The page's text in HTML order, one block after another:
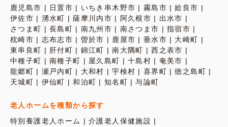
鹿児島市
日置市 いちき串木野市 霧島市
姶良市
伊佐市
湧水町 薩摩川内市 阿久根市
出水市
さつま町
長島町 南九州市 南さつま市
指宿市
枕崎市
志布志市 曽於市 鹿屋市 垂水市
大崎町
東串良町
肝付町 錦江町 南大隅町
西之表市
中種子町
南種子町 屋久島町 十島村
奄美市
龍郷町
瀬戸内町 大和村 宇検村 喜界町
徳之島町
天城町
伊仙町 和泊町 知名町 与論町
老人ホームを種類から探す
特別養護老人ホーム
介護老人保健施設